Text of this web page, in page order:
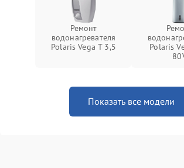
Ремонт
водонагревателя
Polaris Vega T 3,5
Polaris
Показать все модели